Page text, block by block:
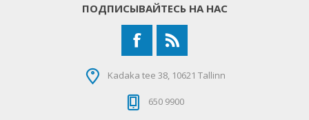
ПОДПИСЫВАЙТЕСЬ НА НАС
Kadaka tee 38, 10621 Tallinn
650 9900